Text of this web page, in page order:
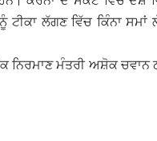
ਟੀਕਾ ਲੱਗਣ ਵਿੱਚ ਕਿੰਨਾ
ਮੰਤਰੀ ਅਸ਼ੋਕ ਚਵਾਨ